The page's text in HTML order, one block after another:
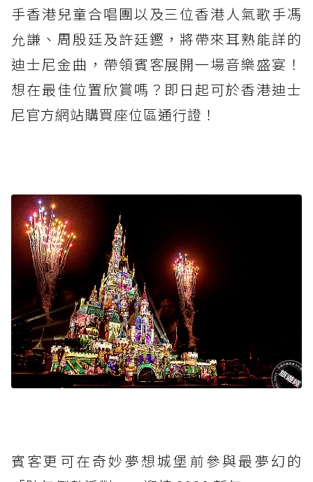
手香港兒童合唱團以及三位香港人氣歌手馮
允謙、周殷廷及許廷鏗，將帶來耳熟能詳的
迪士尼金曲，帶領賓客展開一場音樂盛宴！
想在最佳位置欣賞嗎？即日起可於香港迪士
尼官方網站購買座位區通行證！
賓客更可在奇妙夢想城堡前參與最夢幻的